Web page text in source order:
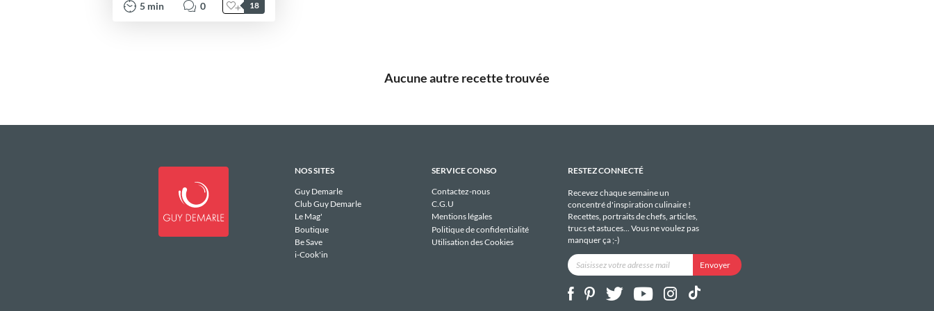
5 min 0 18
Aucune autre recette trouvée
NOS SITES
Guy Demarle
Club Guy Demarle
Le Mag'
Boutique
Be Save
i-Cook'in
SERVICE CONSO
Contactez-nous
C.G.U
Mentions légales
Politique de confidentialité
Utilisation des Cookies
RESTEZ CONNECTÉ
Recevez chaque semaine un
concentré d'inspiration culinaire !
Recettes, portraits de chefs, articles,
trucs et astuces... Vous ne voulez pas
manquer ça ;-)